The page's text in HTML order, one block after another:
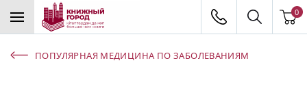
0
ПОПУЛЯРНАЯ МЕДИЦИНА ПО ЗАБОЛЕВАНИЯМ